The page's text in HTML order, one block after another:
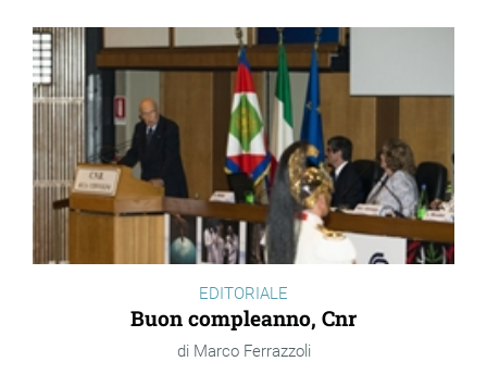
EDITORIALE
Buon compleanno, Cnr
Marco Ferrazzoli